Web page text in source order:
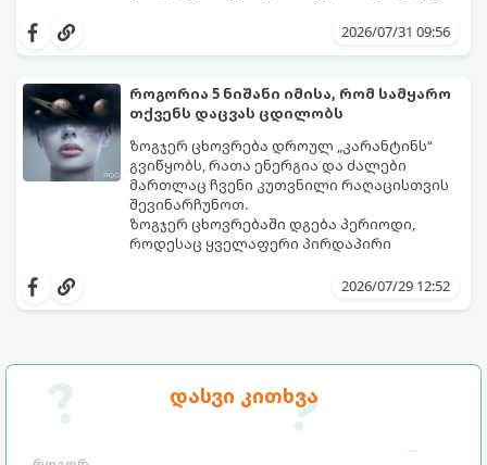
დასვი კითხვა
ზოდიაქოს 4 ნიშანს ფინანსური წარმატების
შორის, ვისაც აგვისტოში ფინანსური
2026/07/31 09:56
როგორია 5 ნიშანი იმისა, რომ სამყარო
თქვენს დაცვას ცდილობს
ზოგჯერ ცხოვრება დროულ „კარანტინს“
გვიწყობს, რათა ენერგია და ძალები
მართლაც ჩვენი კუთვნილი რაღაცისთვის
შევინარჩუნოთ.
ზოგჯერ ცხოვრებაში დგება პერიოდი,
როდესაც ყველაფერი პირდაპირი
იშლება მნიშვნელოვანი გარიგებები,
ასეთ მომენტებში ადვილია
ეზოთერიკასა და ფსიქოლოგიაში ეს
ფენომენი ხშირად სხვანაირად
მომხდარი მარცხი სასჯელი კი არა,
სამყაროს მცდელობაა:
2026/07/29 12:52